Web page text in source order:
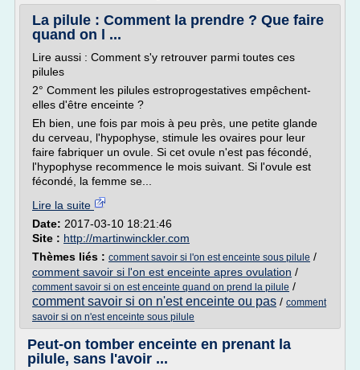
La pilule : Comment la prendre ? Que faire
quand on l ...
Lire aussi : Comment s'y retrouver parmi toutes ces
pilules
2° Comment les pilules estroprogestatives empêchent-
elles d'être enceinte ?
Eh bien, une fois par mois à peu près, une petite glande
du cerveau, l'hypophyse, stimule les ovaires pour leur
faire fabriquer un ovule. Si cet ovule n'est pas fécondé,
l'hypophyse recommence le mois suivant. Si l'ovule est
fécondé, la femme se...
Lire la suite
Date: 2017-03-10 18:21:46
Site : http://martinwinckler.com
Thèmes liés : comment savoir si l'on est enceinte sous pilule /
comment savoir si l'on est enceinte apres ovulation /
comment savoir si on est enceinte quand on prend la pilule /
comment savoir si on n'est enceinte ou pas / comment
savoir si on n'est enceinte sous pilule
Peut-on tomber enceinte en prenant la
pilule, sans l'avoir ...